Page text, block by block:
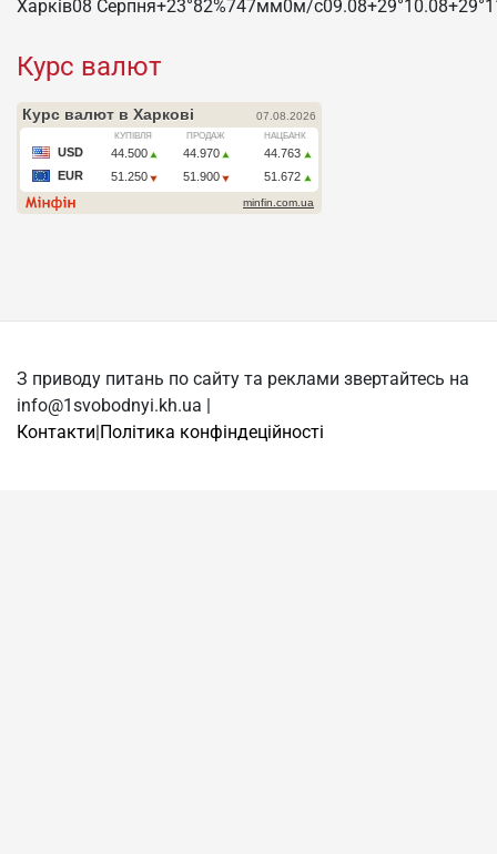
Харків08 Серпня+23°82%747мм0м/c09.08+29°10.08+29°
Курс валют
З приводу питань по сайту та реклами звертайтесь на
info@1svobodnyi.kh.ua |
Контакти Політика конфіндеційності